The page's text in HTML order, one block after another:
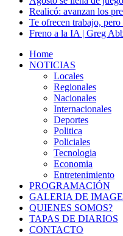
Realicó: avanzan los
Te ofrecen trabajo, pero
Freno a la IA | Greg
Home
NOTICIAS
Locales
Regionales
Nacionales
Internacionales
Deportes
Politica
Policiales
Tecnologia
Economia
Entretenimiento
PROGRAMACIÓN
GALERIA DE
QUIENES SOMOS?
TAPAS DE DIARIOS
CONTACTO